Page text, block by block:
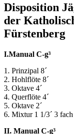
Disposition
der
Fürstenberg
I.Manual C-g³
1. Prinzipal 8´
2. Hohlflöte 8´
3. Oktave 4´
4. Querflöte 4´
5. Oktave 2´
6. Mixtur 1 1/3´ 3 fach
II. Manual C-g³